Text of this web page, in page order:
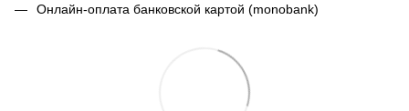
Онлайн-оплата банковской картой (monobank)